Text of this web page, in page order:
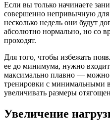
Если вы только начинаете
совершенно непривычную
несколько недель они будут
абсолютно нормально, но со
проходят.
Для того, чтобы избежать
ее до минимума, нужно
максимально плавно — можно
тренировки с минимальными
увеличивать размеры
Увеличение